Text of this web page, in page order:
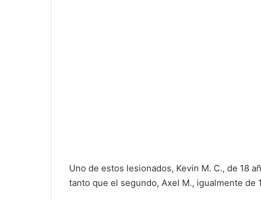
Uno de estos lesionados, Kevin M. C., de 18
tanto que el segundo, Axel M., igualmente de